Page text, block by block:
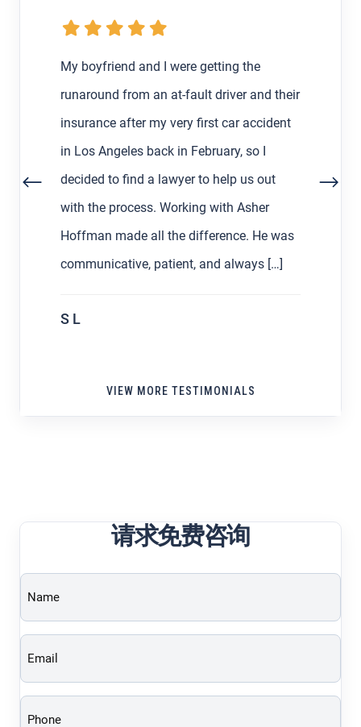
My boyfriend and I were getting the
runaround from an at-fault driver and their
insurance after my very first car accident
in Los Angeles back in February, so I
decided to find a lawyer to help us out
with the process. Working with Asher
Hoffman made all the difference. He was
communicative, patient, and always […]
S L
VIEW MORE TESTIMONIALS
请求免费咨询